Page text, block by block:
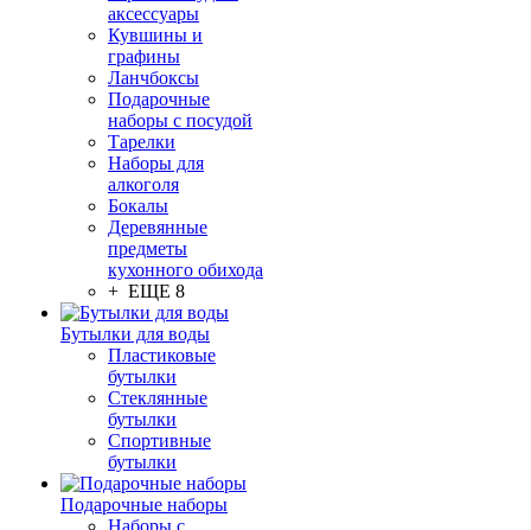
аксессуары
Кувшины и
графины
Ланчбоксы
Подарочные
наборы с посудой
Тарелки
Наборы для
алкоголя
Бокалы
Деревянные
предметы
кухонного обихода
+ ЕЩЕ 8
Бутылки для воды
Пластиковые
бутылки
Стеклянные
бутылки
Спортивные
бутылки
Подарочные наборы
Наборы с